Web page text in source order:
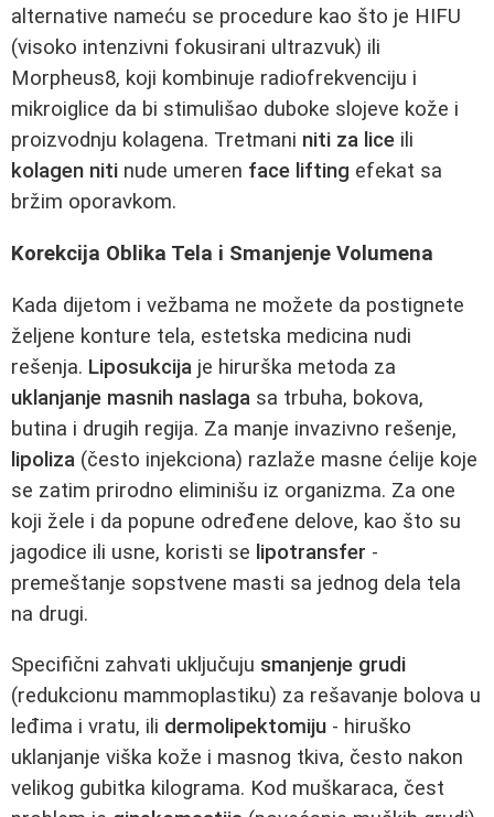
alternative nameću se procedure kao što je HIFU
(visoko intenzivni fokusirani ultrazvuk) ili
Morpheus8, koji kombinuje radiofrekvenciju i
mikroiglice da bi stimulišao duboke slojeve kože i
proizvodnju kolagena. Tretmani niti za lice ili
kolagen niti nude umeren face lifting efekat sa
bržim oporavkom.
Korekcija Oblika Tela i Smanjenje Volumena
Kada dijetom i vežbama ne možete da postignete
željene konture tela, estetska medicina nudi
rešenja. Liposukcija je hirurška metoda za
uklanjanje masnih naslaga sa trbuha, bokova,
butina i drugih regija. Za manje invazivno rešenje,
lipoliza (često injekciona) razlaže masne ćelije koje
se zatim prirodno eliminišu iz organizma. Za one
koji žele i da popune određene delove, kao što su
jagodice ili usne, koristi se lipotransfer -
premeštanje sopstvene masti sa jednog dela tela
na drugi.
Specifični zahvati uključuju smanjenje grudi
(redukcionu mammoplastiku) za rešavanje bolova u
leđima i vratu, ili dermolipektomiju - hiruško
uklanjanje viška kože i masnog tkiva, često nakon
velikog gubitka kilograma. Kod muškaraca, čest